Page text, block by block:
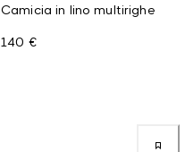
Camicia in lino multirighe
140 €